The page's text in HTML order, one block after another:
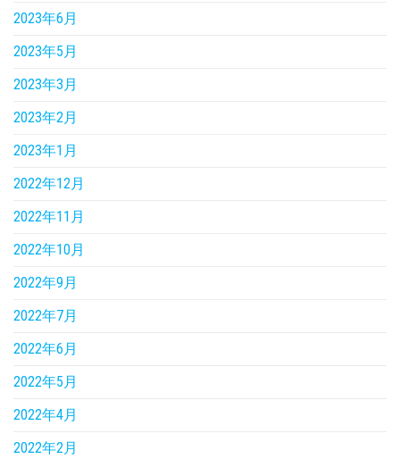
2023年6月
2023年5月
2023年3月
2023年2月
2023年1月
2022年12月
2022年11月
2022年10月
2022年9月
2022年7月
2022年6月
2022年5月
2022年4月
2022年2月